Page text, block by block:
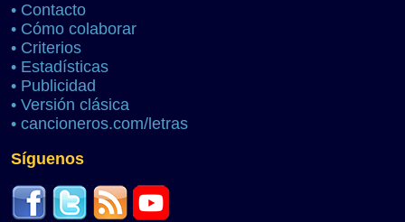
• Contacto
• Cómo colaborar
• Criterios
• Estadísticas
• Publicidad
• Versión clásica
• cancioneros.com/letras
Síguenos